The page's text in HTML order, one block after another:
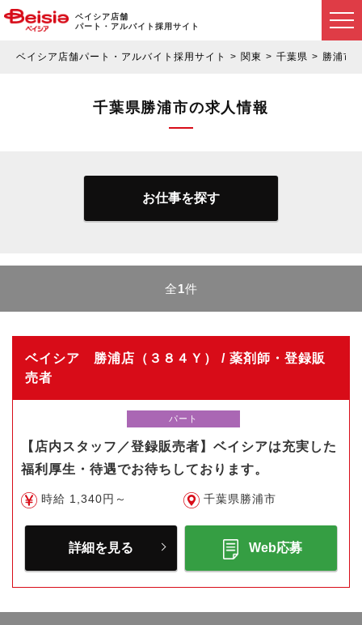
ベイシア店舗
パート・アルバイト採用サイト
ベイシア店舗パート・アルバイト採用サイト 関東 千葉県 勝浦市
千葉県勝浦市の求人情報
お仕事を探す
全1件
ベイシア 勝浦店（３８４Ｙ） / 薬剤師・登録販
売者
パート
【店内スタッフ／登録販売者】ベイシアは充実した
福利厚生・待遇でお待ちしております。
時給 1,340円～ 千葉県勝浦市
詳細を見る Web応募